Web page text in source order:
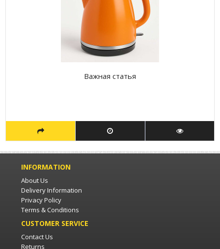
Важная статья
INFORMATION
About Us
Delivery Information
Privacy Policy
Terms & Conditions
CUSTOMER SERVICE
Contact Us
Returns